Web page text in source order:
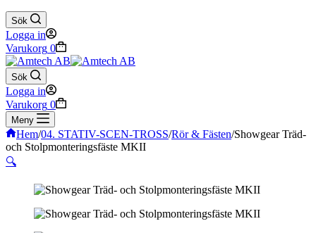
Sök
Logga in
Varukorg 0
Sök
Logga in
Varukorg 0
Meny
Hem/04. STATIV-SCEN-TROSS/Rör & Fästen/Showgear Träd-
och Stolpmonteringsfäste MKII
🔍